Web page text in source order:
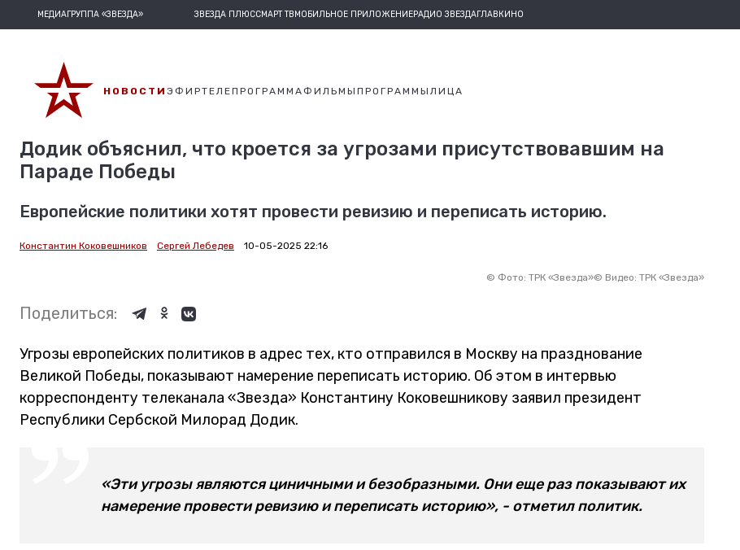
МЕДИАГРУППА «ЗВЕЗДА» ЗВЕЗДА ПЛЮССМАРТ ТВМОБИЛЬНОЕ ПРИЛОЖЕНИЕРАДИО ЗВЕЗДАГЛАВКИНО
НОВОСТИ ЭФИРТЕЛЕПРОГРАММАФИЛЬМЫ ПРОГРАММЫ ЛИЦА
Додик объяснил, что кроется за угрозами присутствовавшим на
Параде Победы
Европейские политики хотят провести ревизию и переписать историю.
Константин Коковешников Сергей Лебедев 10-05-2025 22:16
© Фото: ТРК «Звезда»© Видео: ТРК «Звезда»
Поделиться:
Угрозы европейских политиков в адрес тех, кто отправился в Москву на празднование
Великой Победы, показывают намерение переписать историю. Об этом в интервью
корреспонденту телеканала «Звезда» Константину Коковешникову заявил президент
Республики Сербской Милорад Додик.
«Эти угрозы являются циничными и безобразными. Они еще раз показывают их
намерение провести ревизию и переписать историю», - отметил политик.